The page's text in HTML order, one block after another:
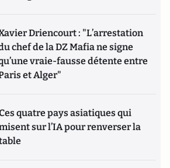
Driencourt : "L’arrestation
chef de la DZ Mafia ne signe
vraie-fausse détente entre
et Alger"
quatre pays asiatiques qui
sur l’IA pour renverser la